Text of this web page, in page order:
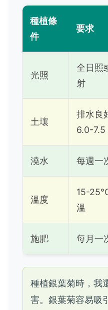
種植條
件
要求
光照
全日照
射
土壤
排水良
6.0-7.5
澆水 每週一
溫度
15-
溫
施肥 每月一
種植銀葉菊時，我
害。銀葉菊容易吸